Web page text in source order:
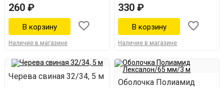
260 ₽
Наличие в магазине
330 ₽
Наличие в магазине
Черева свиная 32/34, 5 м
Оболочка Полиамид